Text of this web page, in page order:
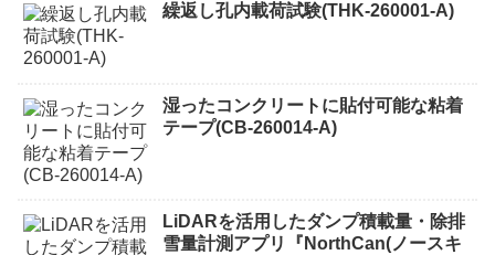
繰返し孔内載荷試験(THK-260001-A)
湿ったコンクリートに貼付可能な粘着
テープ(CB-260014-A)
LiDARを活用したダンプ積載量・除排
雪量計測アプリ『NorthCan(ノースキ